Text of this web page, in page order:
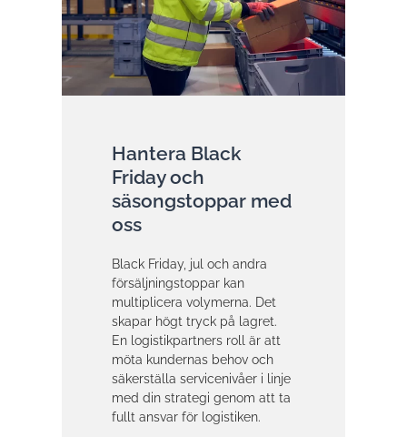
Hantera Black
Friday och
säsongstoppar med
oss
Black Friday, jul och andra
försäljningstoppar kan
multiplicera volymerna. Det
skapar högt tryck på lagret.
En logistikpartners roll är att
möta kundernas behov och
säkerställa servicenivåer i linje
med din strategi genom att ta
fullt ansvar för logistiken.